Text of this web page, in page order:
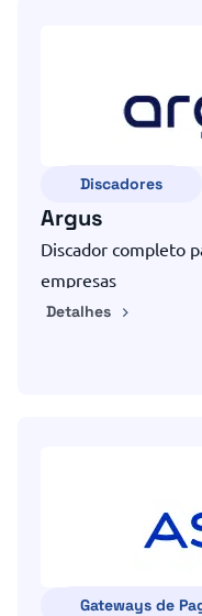
Discadores
Argus
Discador completo
empresas
Detalhes
Gateways de